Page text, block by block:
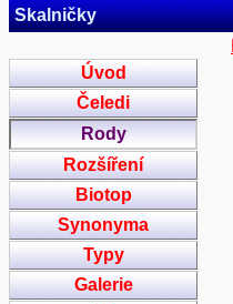
Skalničky
Úvod
Čeledi
Rody
Rozšíření
Biotop
Synonyma
Typy
Galerie